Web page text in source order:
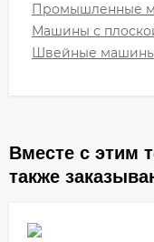
Промышленные
Машины с
Швейные
Вместе с этим
также